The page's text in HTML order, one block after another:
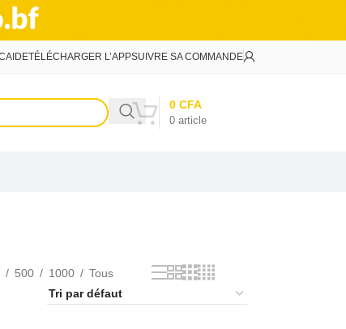
AIDETÉLÉCHARGER L’APPSUIVRE SA COMMANDE
0 article
0 CFA
500 1000 Tous